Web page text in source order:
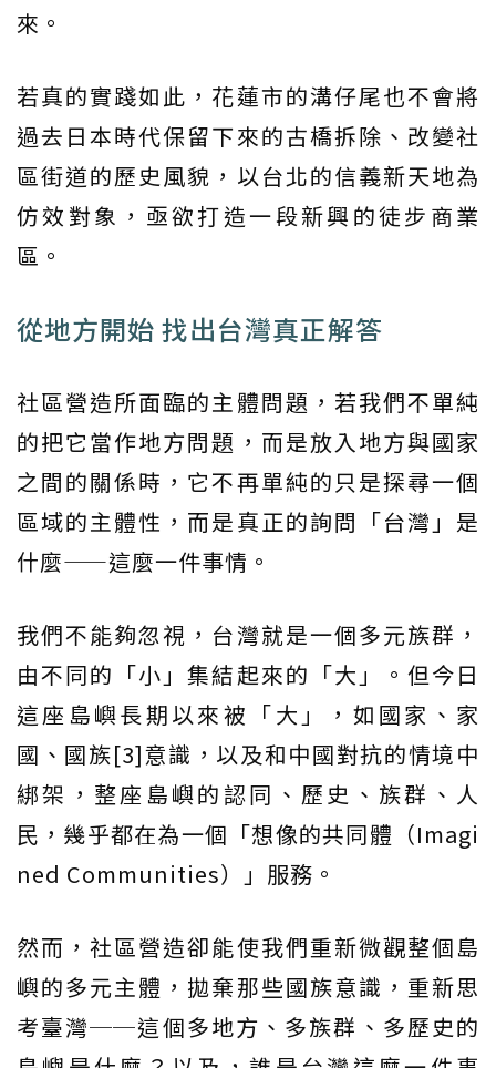
來。
若真的實踐如此，花蓮市的溝仔尾也不會將
過去日本時代保留下來的古橋拆除、改變社
區街道的歷史風貌，以台北的信義新天地為
仿效對象，亟欲打造一段新興的徒步商業
區。
從地方開始 找出台灣真正解答
社區營造所面臨的主體問題，若我們不單純
的把它當作地方問題，而是放入地方與國家
之間的關係時，它不再單純的只是探尋一個
區域的主體性，而是真正的詢問「台灣」是
什麼——這麼一件事情。
我們不能夠忽視，台灣就是一個多元族群，
由不同的「小」集結起來的「大」。但今日
這座島嶼長期以來被「大」，如國家、家
國、國族[3]意識，以及和中國對抗的情境中
綁架，整座島嶼的認同、歷史、族群、人
民，幾乎都在為一個「想像的共同體（Imagi
ned Communities）」服務。
然而，社區營造卻能使我們重新微觀整個島
嶼的多元主體，拋棄那些國族意識，重新思
考臺灣──這個多地方、多族群、多歷史的